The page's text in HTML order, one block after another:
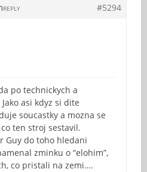
#5294
REPLY
po technickych a
asi kdyz si dite
soucastky a mozna se
ten stroj sestavil.
Guy do toho hledani
zminku o “elohim”,
co pristali na zemi….